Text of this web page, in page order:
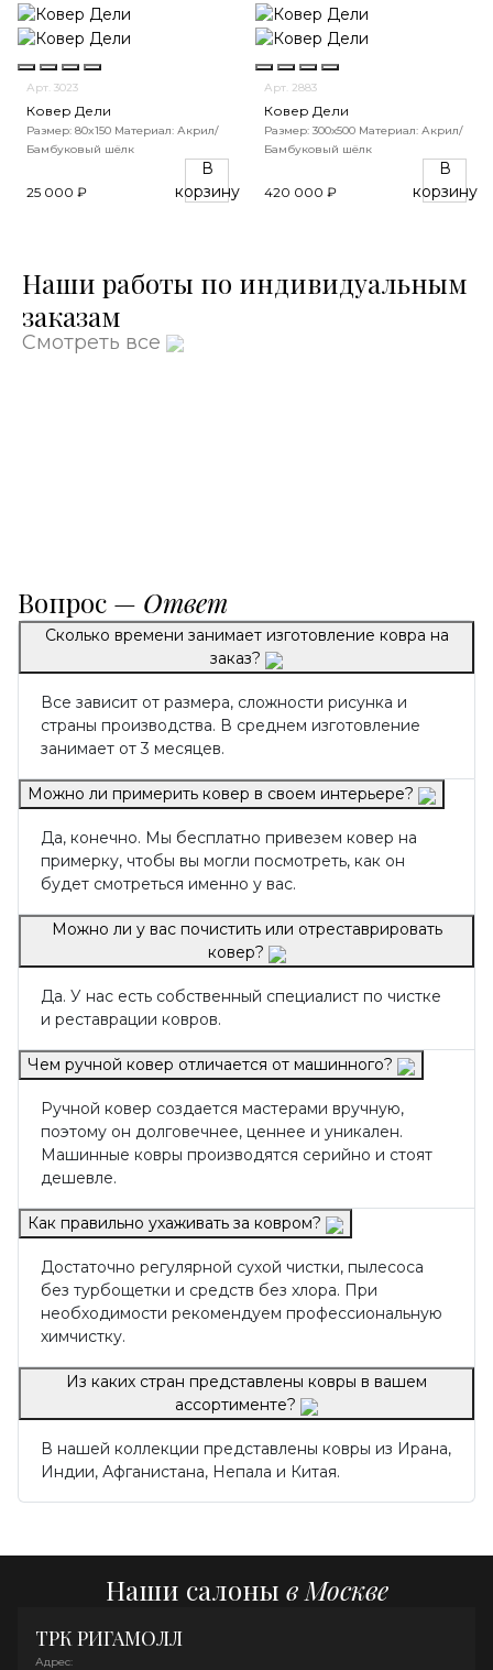
Арт. 3023
Ковер Дели
Размер: 80x150 Материал: Акрил/
Бамбуковый шёлк
25 000 ₽
В
корзину
Арт. 2883
Ковер Дели
Размер: 300х500 Материал: Акрил/
Бамбуковый шёлк
420 000 ₽
В
корзину
Наши работы по индивидуальным
заказам
Смотреть все
Вопрос — Ответ
Сколько времени занимает изготовление ковра на
заказ?
Все зависит от размера, сложности рисунка и
страны производства. В среднем изготовление
занимает от 3 месяцев.
Можно ли примерить ковер в своем интерьере?
Да, конечно. Мы бесплатно привезем ковер на
примерку, чтобы вы могли посмотреть, как он
будет смотреться именно у вас.
Можно ли у вас почистить или отреставрировать
ковер?
Да. У нас есть собственный специалист по чистке
и реставрации ковров.
Чем ручной ковер отличается от машинного?
Ручной ковер создается мастерами вручную,
поэтому он долговечнее, ценнее и уникален.
Машинные ковры производятся серийно и стоят
дешевле.
Как правильно ухаживать за ковром?
Достаточно регулярной сухой чистки, пылесоса
без турбощетки и средств без хлора. При
необходимости рекомендуем профессиональную
химчистку.
Из каких стран представлены ковры в вашем
ассортименте?
В нашей коллекции представлены ковры из Ирана,
Индии, Афганистана, Непала и Китая.
Наши салоны в Москве
ТРК РИГАМОЛЛ
Адрес: